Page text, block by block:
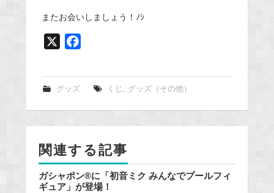
またお会いしましょう！ﾉｼ
k
グッズ くじ , グッズ（その他）
関連する記事
ガシャポン®に「初音ミク みんなでプールフィ
ギュア」が登場！